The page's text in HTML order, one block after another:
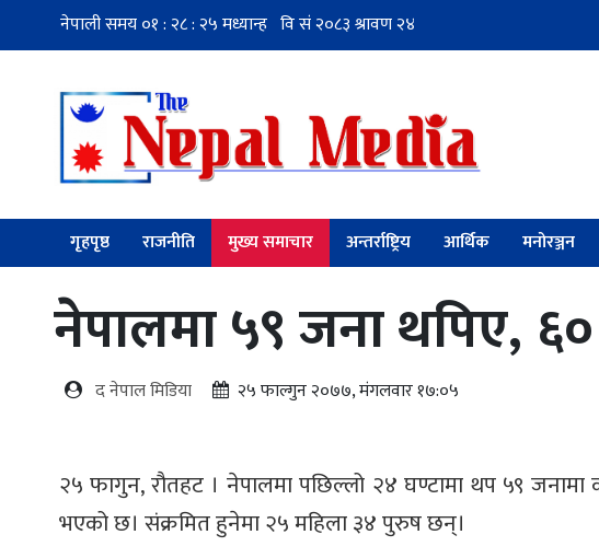
गृहपृष्ठ राजनीति मुख्य समाचार अन्तर्राष्ट्रिय आर्थिक मनोरञ्जन
नेपालमा ५९ जना थपिए,
द नेपाल मिडिया २५ फाल्गुन २०७७, मंगलवार १७:०५
२५ फागुन, रौतहट । नेपालमा पछिल्लो २४ घण्टामा थप ५९ जनामा
भएको छ। संक्रमित हुनेमा २५ महिला ३४ पुरुष छन्।